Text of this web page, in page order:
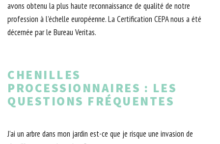
avons obtenu la plus haute reconnaissance de qualité de notre
profession à l’échelle européenne. La Certification CEPA nous a été
décernée par le Bureau Veritas.
CHENILLES
PROCESSIONNAIRES : LES
QUESTIONS FRÉQUENTES
J’ai un arbre dans mon jardin est-ce que je risque une invasion de